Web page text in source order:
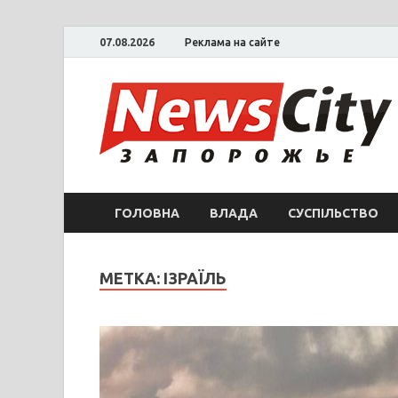
07.08.2026 Реклама на сайте
ГОЛОВНА ВЛАДА СУСПІЛЬСТВО
МЕТКА: ІЗРАЇЛЬ